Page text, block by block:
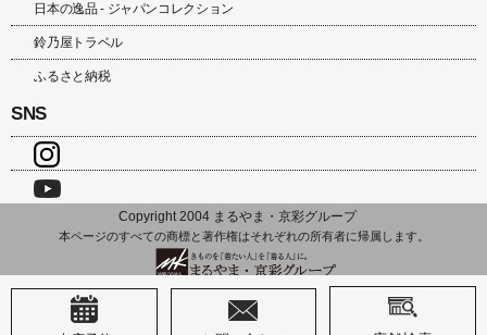
日本の逸品 - ジャパンコレクション
鈴乃屋トラベル
ふるさと納税
SNS
Copyright 2004 まるやま・京彩グループ
本ページのすべての商標と著作権はそれぞれの所有者に帰属します。